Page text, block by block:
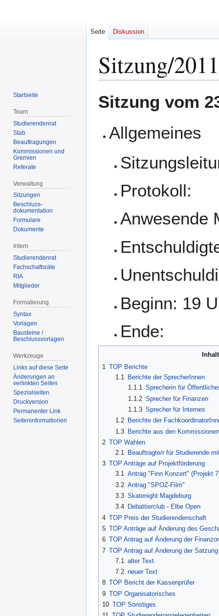
Sitzung/
Navigation
Suche
Sitzung vom
Allgemeines
Protokoll:
Anwesende
Beginn: 19
Ende:
1 TOP Berichte
1.1
Berichte der SprecherInnen
1.1.1 Sprecherin für
1.1.2 Sprecher für Finanzen
1.1.3 Sprecher für Internes
1.2
Berichte der
1.3 Berichte aus den Kommissionen
2 TOP Wahlen
2.1
Beauftragte/r für Studierende
3 TOP Anträge auf Projektförderung
3.1 Antrag "Finn Konzert" (Projekt
3.2 Antrag "SPOZ-Film"
3.3 Skatenight Magdeburg
3.4
Debattierclub - Elbe Open
4 TOP Preis der Studierendenschaft
5 TOP Anträge auf Änderung des
6 TOP Antrag auf Änderung der
7 TOP Antrag auf Änderung der Satzung
7.1 alter Text
7.2 neuer Text
8 TOP Bericht der Kassenprüfer
9 TOP Organisatorisches
10 TOP Sonstiges
Seite Diskussion
Startseite
Team
Studierendenrat
Stab
Beauftragungen
Kommissionen und
Gremien
Referate
Verwaltung
Sitzungen
Beschluss-
dokumentation
Formulare
Dokumente
Intern
Studierendenrat
Fachschaftsräte
RIA
Mitglieder
Formatierung
Syntax
Vorlagen
Bausteine /
Beschlussvorlagen
Werkzeuge
Links auf diese Seite
Änderungen an
verlinkten Seiten
Spezialseiten
Druckversion
Permanenter Link
Seiten­­informationen